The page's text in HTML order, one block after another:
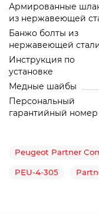
Армированные
из нержавеющей
Банжо болты из
нержавеющей
Инструкция по
установке
Медные шайбы
Персональный
гарантийный номер
Peugeot Partner
PEU-4-305